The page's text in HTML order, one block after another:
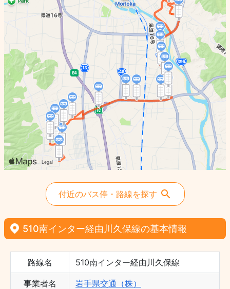
付近のバス停・路線を探す
510南インター経由川久保線の基本情報
路線名 510南インター経由川久保線
事業者名 岩手県交通（株）